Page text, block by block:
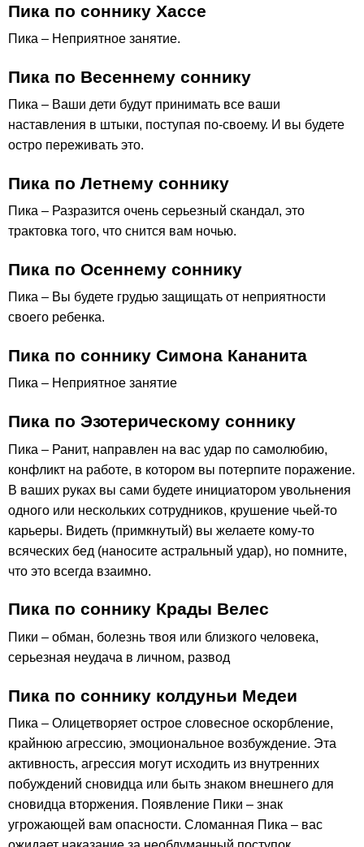
Пика по соннику Хассе
Пика – Неприятное занятие.
Пика по Весеннему соннику
Пика – Ваши дети будут принимать все ваши
наставления в штыки, поступая по-своему. И вы будете
остро переживать это.
Пика по Летнему соннику
Пика – Разразится очень серьезный скандал, это
трактовка того, что снится вам ночью.
Пика по Осеннему соннику
Пика – Вы будете грудью защищать от неприятности
своего ребенка.
Пика по соннику Симона Кананита
Пика – Неприятное занятие
Пика по Эзотерическому соннику
Пика – Ранит, направлен на вас удар по самолюбию,
конфликт на работе, в котором вы потерпите поражение.
В ваших руках вы сами будете инициатором увольнения
одного или нескольких сотрудников, крушение чьей-то
карьеры. Видеть (примкнутый) вы желаете кому-то
всяческих бед (наносите астральный удар), но помните,
что это всегда взаимно.
Пика по соннику Крады Велес
Пики – обман, болезнь твоя или близкого человека,
серьезная неудача в личном, развод
Пика по соннику колдуньи Медеи
Пика – Олицетворяет острое словесное оскорбление,
крайнюю агрессию, эмоциональное возбуждение. Эта
активность, агрессия могут исходить из внутренних
побуждений сновидца или быть знаком внешнего для
сновидца вторжения. Появление Пики – знак
угрожающей вам опасности. Сломанная Пика – вас